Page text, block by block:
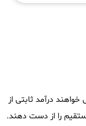
درآمد ثابتی از
را از دست دهند.